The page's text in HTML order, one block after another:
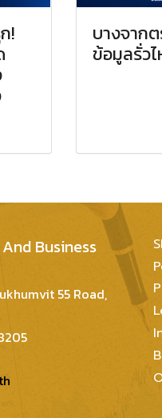
! บางจาก
ข้อมูลรั่ว
Business
55 Road,